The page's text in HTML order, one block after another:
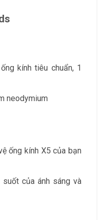
kính tiêu chuẩn, 1
neodymium
ống kính X5 của bạn
của ánh sáng và